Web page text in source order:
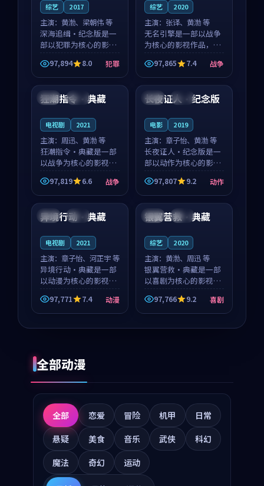
综艺 2017
主演： 黄渤、梁朝伟 等
深海追缉·纪念版是一
部以犯罪为核心的影视
作品，围绕危机、反转
与人物成长展开，整体
节奏紧凑，值得推荐观
看。
97,894 8.0 犯罪
综艺 2020
主演： 张译、黄渤 等
无名引擎是一部以战争
为核心的影视作品，围
绕危机、反转与人物成
长展开，整体节奏紧
凑，值得推荐观看。
97,865 7.4 战争
美国 院线
狂潮指令·典藏
电视剧 2021
主演： 周迅、黄渤 等
狂潮指令·典藏是一部
以战争为核心的影视作
品，围绕危机、反转与
人物成长展开，整体节
奏紧凑，值得推荐观
97,819 6.6 战争
法国 完结
长夜证人·纪念版
电影 2019
主演： 章子怡、黄渤 等
长夜证人·纪念版是一
部以动作为核心的影视
作品，围绕危机、反转
与人物成长展开，整体
节奏紧凑，值得推荐观
看。
97,807 9.2 动作
美国 高分
异境行动·典藏
电视剧 2021
主演： 章子怡、河正宇 等
异境行动·典藏是一部
以动漫为核心的影视作
品，围绕危机、反转与
人物成长展开，整体节
奏紧凑，值得推荐观
97,771 7.4 动漫
韩国 院线
银翼营救·典藏
综艺 2020
主演： 黄渤、周迅 等
银翼营救·典藏是一部
以喜剧为核心的影视作
品，围绕危机、反转与
人物成长展开，整体节
奏紧凑，值得推荐观
97,766 9.2 喜剧
全部动漫
全部 恋爱 冒险 机甲
日常
悬疑
美食 音乐 武侠
科幻
魔法
奇幻 运动